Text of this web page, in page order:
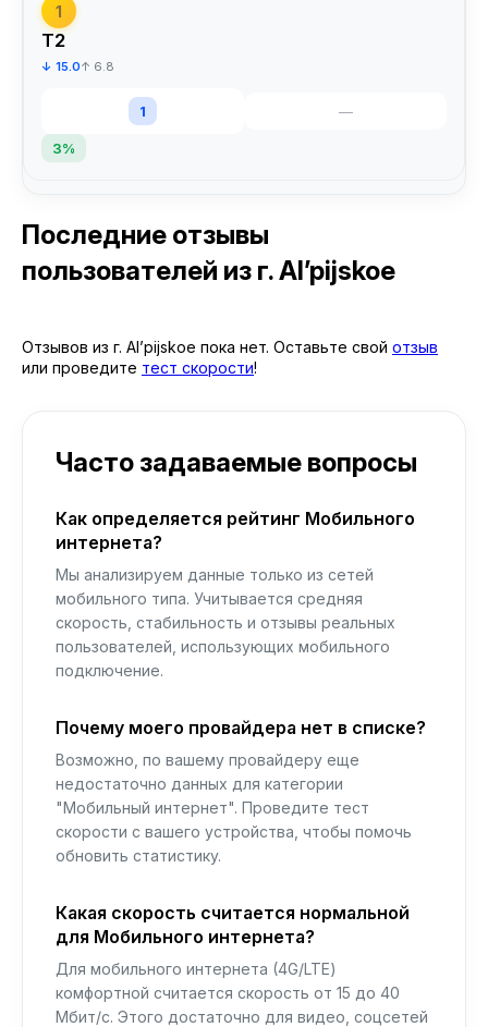
1
T2
↓ 15.0↑ 6.8
1 —
3%
Последние отзывы
пользователей из г. Al’pijskoe
Отзывов из г. Al’pijskoe пока нет. Оставьте свой отзыв
или проведите тест скорости!
Часто задаваемые вопросы
Как определяется рейтинг Мобильного
интернета?
Мы анализируем данные только из сетей
мобильного типа. Учитывается средняя
скорость, стабильность и отзывы реальных
пользователей, использующих мобильного
подключение.
Почему моего провайдера нет в списке?
Возможно, по вашему провайдеру еще
недостаточно данных для категории
"Мобильный интернет". Проведите тест
скорости с вашего устройства, чтобы помочь
обновить статистику.
Какая скорость считается нормальной
для Мобильного интернета?
Для мобильного интернета (4G/LTE)
комфортной считается скорость от 15 до 40
Мбит/с. Этого достаточно для видео, соцсетей